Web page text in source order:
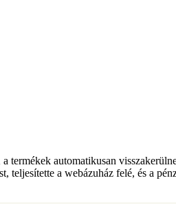
automatikusan
teljesítette a webázuház felé, és a